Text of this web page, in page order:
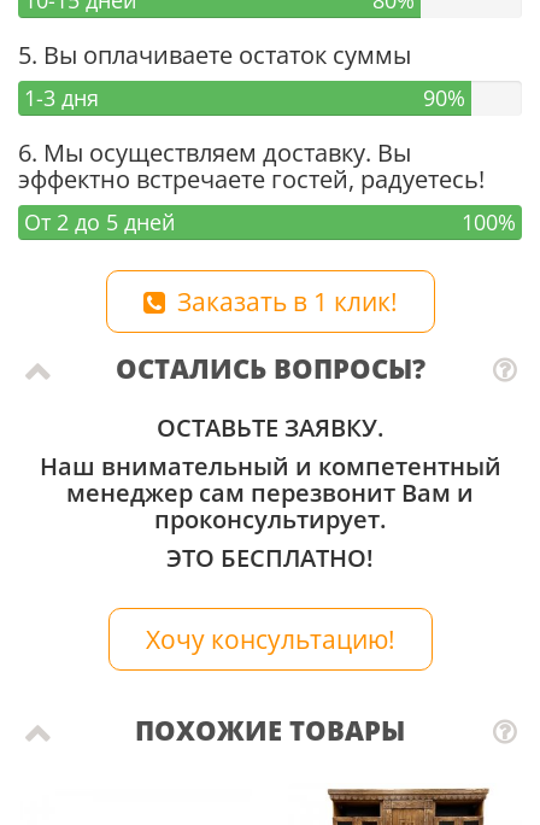
5. Вы оплачиваете остаток суммы
1-3 дня 90%
6. Мы осуществляем доставку. Вы
эффектно встречаете гостей, радуетесь!
От 2 до 5 дней 100%
Заказать в 1 клик!
ОСТАЛИСЬ ВОПРОСЫ?
ОСТАВЬТЕ ЗАЯВКУ.
Наш внимательный и компетентный
менеджер сам перезвонит Вам и
проконсультирует.
ЭТО БЕСПЛАТНО!
Хочу консультацию!
ПОХОЖИЕ ТОВАРЫ